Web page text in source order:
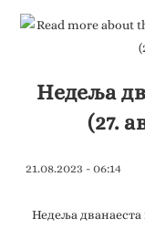
Недеља
(27.
21.08.2023 - 06:14
Недеља дванаеста